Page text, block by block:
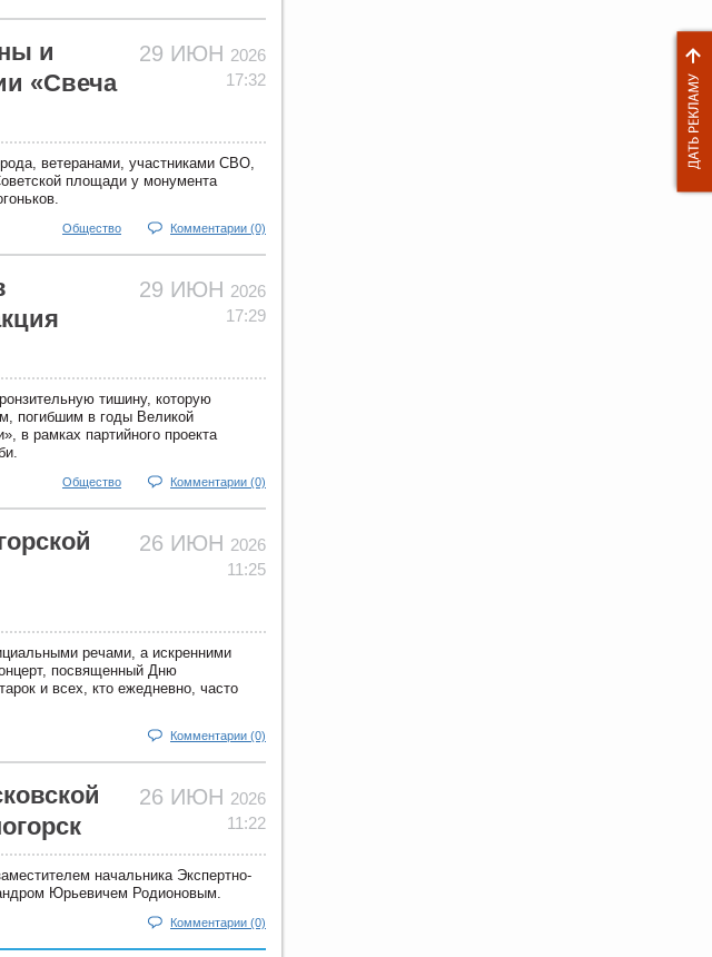
29 ИЮН 2026
17:32
и
«Свеча
ветеранами, участниками СВО,
площади у монумента
Общество Комментарии (0)
29 ИЮН 2026
17:29
тишину, которую
погибшим в годы Великой
в рамках партийного проекта
Общество Комментарии (0)
26 ИЮН 2026
11:25
речами, а искренними
посвященный Дню
и всех, кто ежедневно, часто
Комментарии (0)
26 ИЮН 2026
11:22
начальника Экспертно-
Юрьевичем Родионовым.
Комментарии (0)